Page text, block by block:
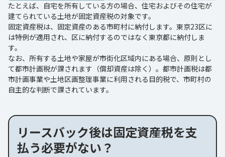
たとえば、自宅を所有している方の場合、住宅およびその住宅が
建てられている土地が固定資産税の対象です。
固定資産税は、固定資産のある市町村に納付します。東京23区に
は特例が適用され、区に納付するのではなく東京都に納付しま
す。
なお、所有する土地や家屋が市街化区域内にある場合、原則とし
て都市計画税が課されます（償却資産は除く）。都市計画税は都
市計画事業や土地区画整理事業に利用される目的税で、市町村の
自主的な判断で課されています。
リースバック後は固定資産税を支
払う必要がない？